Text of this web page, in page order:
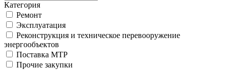
Категория
Ремонт
Эксплуатация
Реконструкция и техническое перевооружение
энергообъектов
Поставка МТР
Прочие закупки